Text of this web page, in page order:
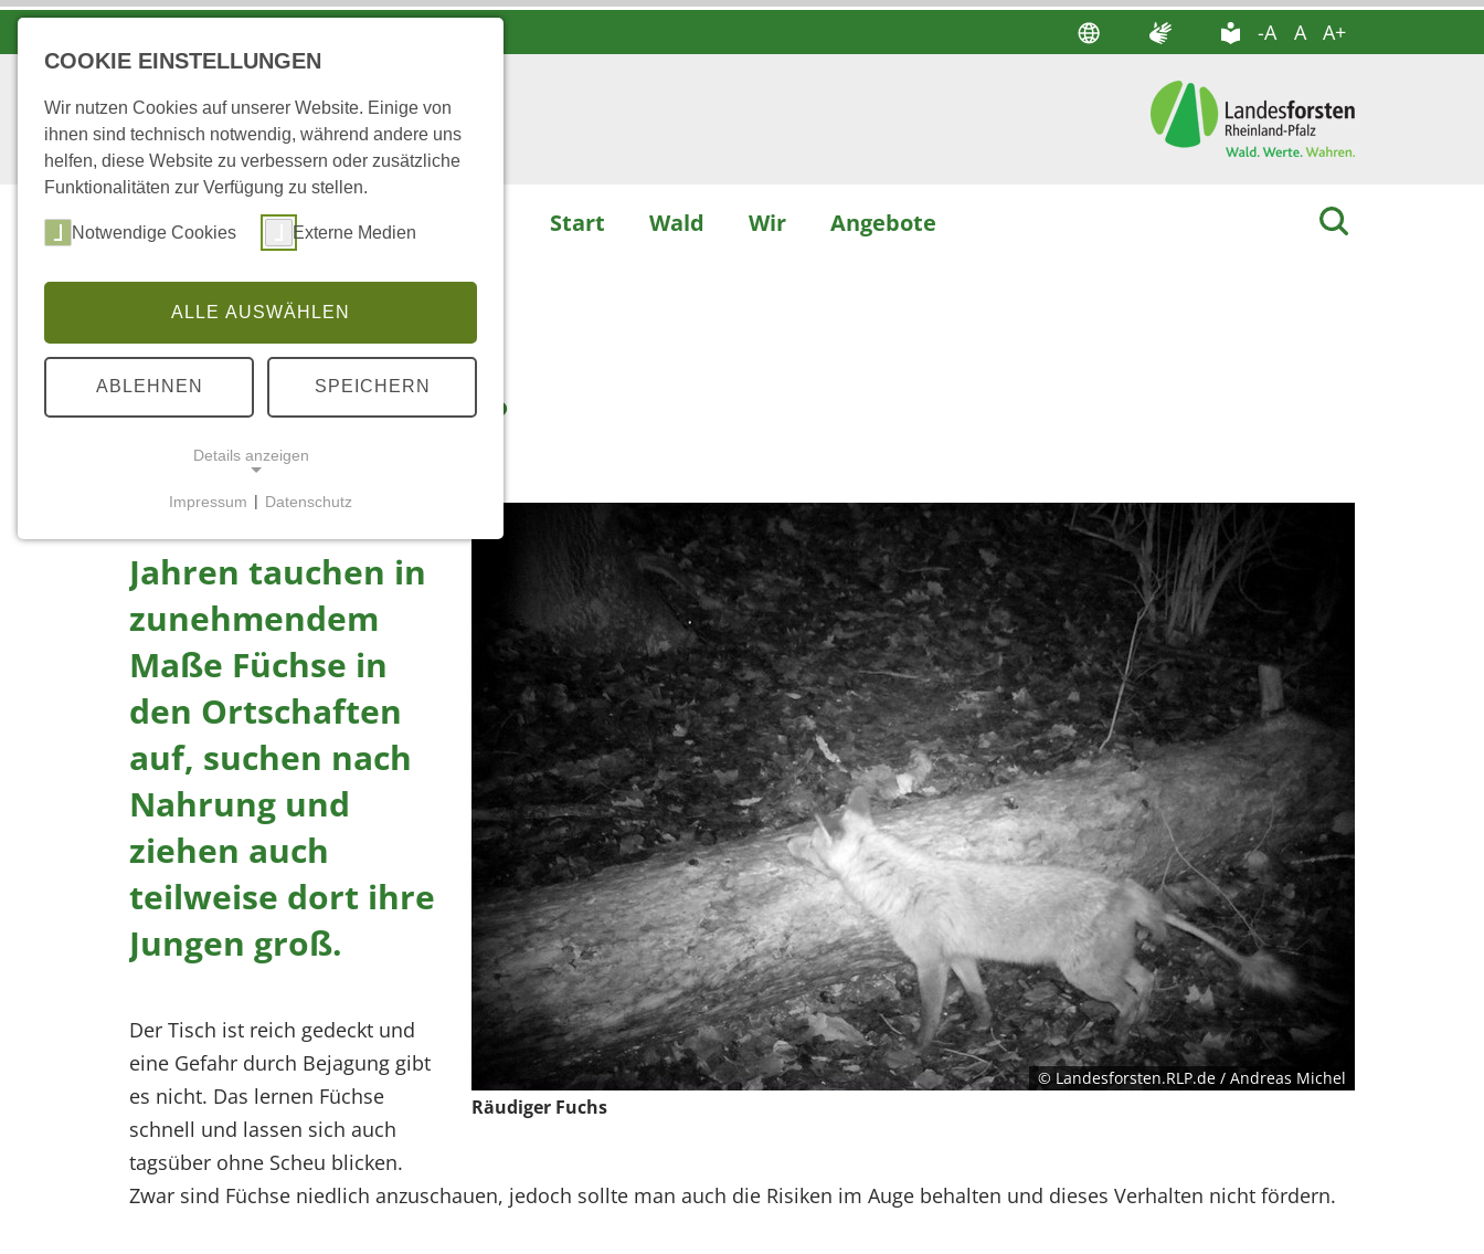
-A A A+
Start Wald Wir Angebote
STARTSEITE ... FUCHS IM GARTEN?
Fuchs im Garten?
© Landesforsten.RLP.de / Andreas Michel
Räudiger Fuchs
In den letzten
Jahren tauchen in
zunehmendem
Maße Füchse in
den Ortschaften
auf, suchen nach
Nahrung und
ziehen auch
teilweise dort ihre
Jungen groß.
Der Tisch ist reich gedeckt und
eine Gefahr durch Bejagung gibt
es nicht. Das lernen Füchse
schnell und lassen sich auch
tagsüber ohne Scheu blicken.
Zwar sind Füchse niedlich anzuschauen, jedoch sollte man auch die Risiken im Auge behalten und dieses Verhalten nicht fördern.
COOKIE EINSTELLUNGEN
Wir nutzen Cookies auf unserer Website. Einige von
ihnen sind technisch notwendig, während andere uns
helfen, diese Website zu verbessern oder zusätzliche
Funktionalitäten zur Verfügung zu stellen.
Notwendige Cookies Externe Medien
ALLE AUSWÄHLEN
ABLEHNEN SPEICHERN
Details anzeigen
Funktionen und sind für die einwandfreie Funktion
der Website erforderlich.
Einverständnis-Cookie
cookie_consent
Zweck:
Dieser Cookie speichert die
ausgewählten Einverständnis-
Optionen des Benutzers
Laufzeit:
EXTERNE MEDIEN
Plattformen anzeigen zu können, werden von
diesen externen Medien Cookies gesetzt.
YouTube
Impressum | Datenschutz